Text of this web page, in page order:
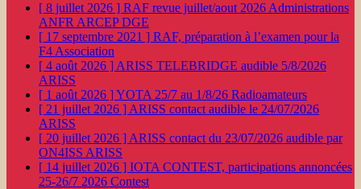
[ 8 juillet 2026 ] RAF revue juillet/aout 2026 Administrations
ANFR ARCEP DGE
[ 17 septembre 2021 ] RAF, préparation à l’examen pour la
F4 Association
[ 4 août 2026 ] ARISS TELEBRIDGE audible 5/8/2026
ARISS
[ 1 août 2026 ]YOTA 25/7 au 1/8/26 Radioamateurs
[ 21 juillet 2026 ] ARISS contact audible le 24/07/2026
ARISS
[ 20 juillet 2026 ] ARISS contact du 23/07/2026 audible par
ON4ISS ARISS
[ 14 juillet 2026 ] IOTA CONTEST, participations annoncées
25-26/7 2026 Contest